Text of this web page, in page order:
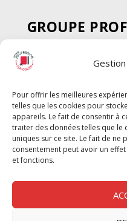
Pour offrir les meilleures
telles que les cookies pour
appareils. Le fait de consentir à
traiter des données telles que le
uniques sur ce site. Le fait de
consentement peut avoir un
et fonctions.
GROUPE
SPECTACLE
Chèque Intermittents
Chèque Compta
Chèque Emploi
G-Pods
Profession Audio-